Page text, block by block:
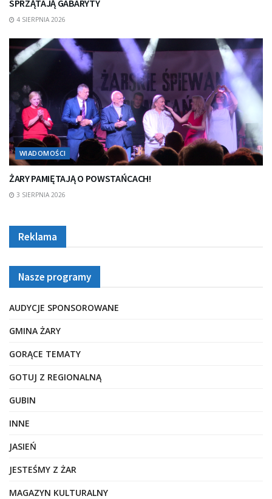
SPRZĄTAJĄ GABARYTY
4 SIERPNIA 2026
WIADOMOŚCI
ŻARY PAMIĘTAJĄ O POWSTAŃCACH!
3 SIERPNIA 2026
Reklama
Nasze programy
AUDYCJE SPONSOROWANE
GMINA ŻARY
GORĄCE TEMATY
GOTUJ Z REGIONALNĄ
GUBIN
INNE
JASIEŃ
JESTEŚMY Z ŻAR
MAGAZYN KULTURALNY